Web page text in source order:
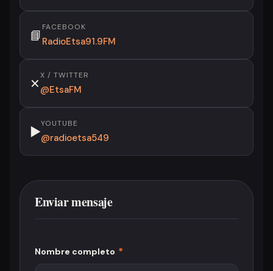
📘
FACEBOOK
RadioEtsa91.9FM
✕
X / TWITTER
@EtsaFM
▶
YOUTUBE
@radioetsa549
Enviar mensaje
Nombre completo *